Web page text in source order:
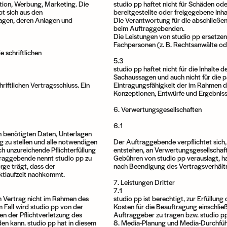
Werbung, Marketing. Die
sich aus den
deren Anlagen und
schriftlichen
Vertragsschluss. Ein
Daten, Unterlagen
zu stellen und alle notwendigen
unzureichende Pflichterfüllung
nennt studio pp zu
trägt, dass der
nachkommt.
nicht im Rahmen des
Fall wird studio pp von der
der Pflichtverletzung des
kann. studio pp hat in diesem
studio pp haftet nicht für Schäden
bereitgestellte oder freigegebene
Die Verantwortung für die
beim Auftraggebenden.
Die Leistungen von studio pp
Fachpersonen (z. B. Rechtsanwälte
5.3
studio pp haftet nicht für die Inhalte
Sachaussagen und auch nicht für die
Eintragungsfähigkeit der im Rahmen
Konzeptionen, Entwürfe und
6. Verwertungsgesellschaften
6.1
Der Auftraggebende verpflichtet
entstehen, an
Gebühren von studio pp verauslagt,
nach Beendigung des
7. Leistungen Dritter
7.1
studio pp ist berechtigt, zur Erfüllung
Kosten für die Beauftragung
Auftraggeber zu tragen bzw. studio
8. Media-Planung und Media-